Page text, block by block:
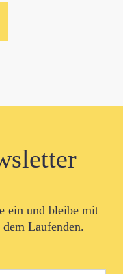
ein und bleibe mit
Laufenden.